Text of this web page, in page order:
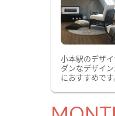
小本駅のデザ
ダンなデザイ
におすすめです